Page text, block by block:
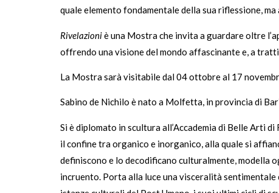
quale elemento fondamentale della sua riflessione,
Rivelazioniè una Mostra che invita a guardare oltre
offrendo una visione del mondo affascinante e, a
La Mostra sarà visitabile dal 04 ottobre al 17
Sabino de Nichilo è nato a Molfetta, in provincia di
Si è diplomato in scultura all’Accademia di Belle Arti
il confine tra organico e inorganico, alla quale si
definiscono e lo decodificano culturalmente, modella
incruento. Porta alla luce una visceralità sentimentale